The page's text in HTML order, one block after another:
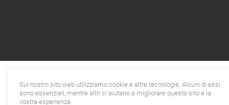
Sul nostro sito web utilizziamo cookie e altre tecnologie. Alcuni di essi
sono essenziali, mentre altri ci aiutano a migliorare questo sito e la
vostra esperienza.